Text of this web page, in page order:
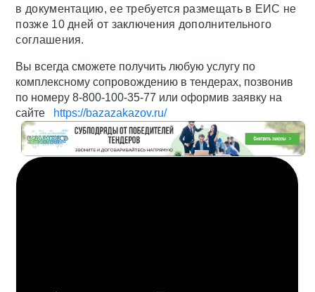
в документацию, ее требуется размещать в ЕИС не
позже 10 дней от заключения дополнительного
соглашения.
Вы всегда сможете получить любую услугу по
комплексному сопровождению в тендерах, позвонив
по номеру 8-800-100-35-77 или оформив заявку на
сайте
https://bazazakazov.ru/